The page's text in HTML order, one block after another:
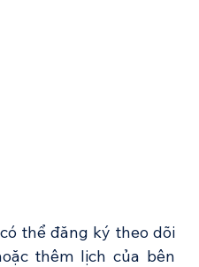
thể đăng ký theo dõi
thêm lịch của bên